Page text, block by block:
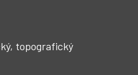
topografický